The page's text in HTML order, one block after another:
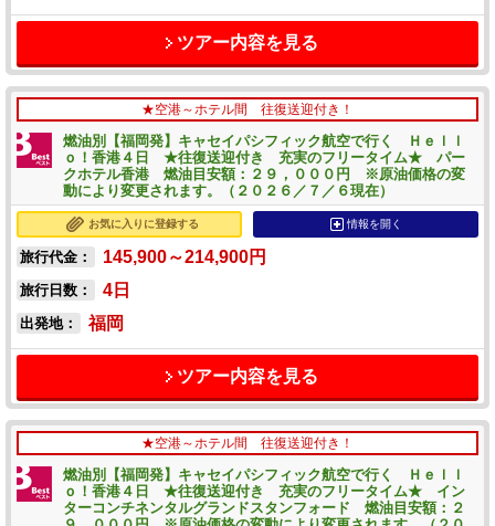
ツアー内容を見る
★空港～ホテル間 往復送迎付き！
燃油別【福岡発】キャセイパシフィック航空で行く Ｈｅｌｌ
ｏ！香港４日 ★往復送迎付き 充実のフリータイム★ パー
クホテル香港 燃油目安額：２９，０００円 ※原油価格の変
動により変更されます。（２０２６／７／６現在）
お気に入りに登録する 情報を開く
旅行代金： 145,900～214,900円
旅行日数： 4 日
出発地： 福岡
ツアー内容を見る
★空港～ホテル間 往復送迎付き！
燃油別【福岡発】キャセイパシフィック航空で行く Ｈｅｌｌ
ｏ！香港４日 ★往復送迎付き 充実のフリータイム★ イン
ターコンチネンタルグランドスタンフォード 燃油目安額：２